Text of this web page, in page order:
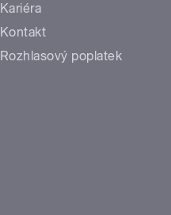
Kariéra
Kontakt
Rozhlasový poplatek